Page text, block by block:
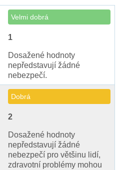
Velmi dobrá
1
Dosažené hodnoty
nepředstavují žádné
nebezpečí.
Dobrá
2
Dosažené hodnoty
nepředstavují žádné
nebezpečí pro většinu lidí,
zdravotní problémy mohou